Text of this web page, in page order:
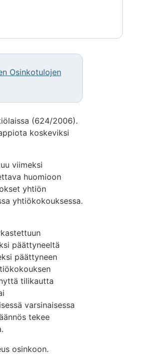
Osinkotulojen
(624/2006).
koskeviksi
viimeksi
huomioon
yhtiön
yhtiökokouksessa.
päättyneeltä
päättyneen
tilikautta
varsinaisessa
tekee
osinkoon.